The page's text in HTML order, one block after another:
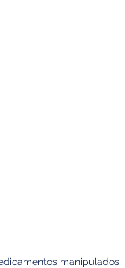
manipulados